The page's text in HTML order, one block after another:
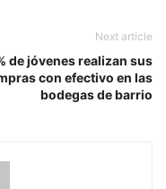
Next article
de jóvenes realizan sus
con efectivo en las
bodegas de barrio